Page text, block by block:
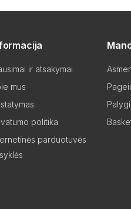
ir atsakymai
mus
politika
parduotuvės